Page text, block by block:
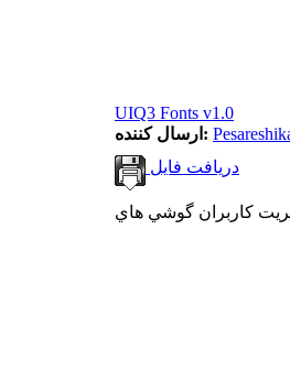
UIQ3 Fonts v1.0
ارسال کننده:
دریافت فایل